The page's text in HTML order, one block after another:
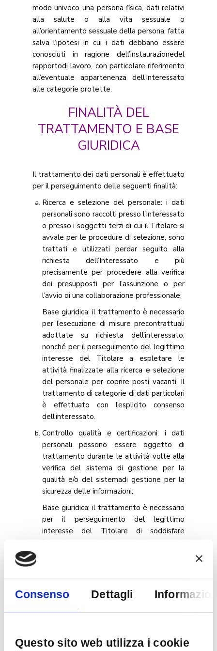
Consenso Dettagli
Questo sito web utilizza i cookie
modo univoco una persona fisica, dati relativi
alla salute o alla vita sessuale o
all’orientamento sessuale della persona, fatta
salva l’ipotesi in cui i dati debbano essere
conosciuti in ragione dell’instaurazionedel
rapportodi lavoro, con particolare riferimento
all’eventuale appartenenza dell’Interessato
alle categorie protette.
FINALITÀ DEL
TRATTAMENTO E BASE
GIURIDICA
Il trattamento dei dati personali è effettuato
per il perseguimento delle seguenti finalità:
Ricerca e selezione del personale: i dati
personali sono raccolti presso l’Interessato
o presso i soggetti terzi di cui il Titolare si
avvale per le procedure di selezione, sono
trattati e utilizzati perdar seguito alla
richiesta dell’Interessato e più
precisamente per procedere alla verifica
dei presupposti per l’assunzione o per
l’avvio di una collaborazione professionale;
Base giuridica: il trattamento è necessario
per l’esecuzione di misure precontrattuali
adottate su richiesta dell’interessato,
nonché per il perseguimento del legittimo
interesse del Titolare a espletare le
attività finalizzate alla ricerca e selezione
del personale per coprire posti vacanti. Il
trattamento di categorie di dati particolari
è effettuato con l’esplicito consenso
dell’interessato.
Controllo qualità e certificazioni: i dati
personali possono essere oggetto di
trattamento durante le attività volte alla
verifica del sistema di gestione per la
qualità e/o del sistemadi gestione per la
sicurezza delle informazioni;
Base giuridica: il trattamento è necessario
per il perseguimento del legittimo
interesse del Titolare di soddisfare
l’elevata aspettativa della propria
continuo delle proprie prestazioni.
Risk management: i dati personali possono
personali.